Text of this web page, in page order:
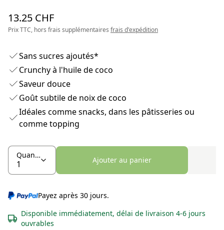
13.25 CHF
Prix TTC, hors frais supplémentaires frais d'expédition
Sans sucres ajoutés*
Crunchy à l'huile de coco
Saveur douce
Goût subtile de noix de coco
Idéales comme snacks, dans les pâtisseries ou
comme topping
Quantité
Ajouter au panier
Payez après 30 jours.
Disponible immédiatement, délai de livraison 4-6 jours
ouvrables